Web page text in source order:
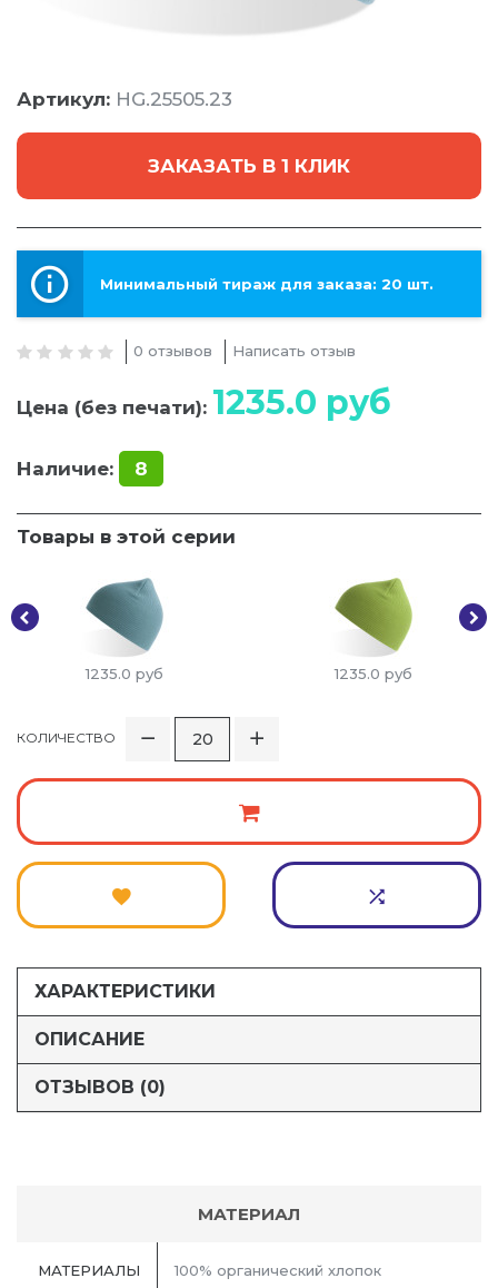
Артикул: HG.25505.23
ЗАКАЗАТЬ В 1 КЛИК
Минимальный тираж для заказа: 20 шт.
0 отзывов Написать отзыв
Цена (без печати): 1235.0 руб
Наличие: 8
Товары в этой серии
1235.0 руб 1235.0 руб
КОЛИЧЕСТВО
ХАРАКТЕРИСТИКИ
ОПИСАНИЕ
ОТЗЫВОВ (0)
МАТЕРИАЛ
МАТЕРИАЛЫ 100% органический хлопок